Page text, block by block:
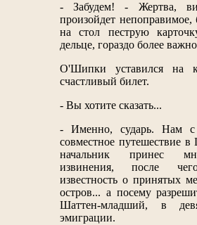
- Забудем! - Жертва,
произойдет
на стол пеструю
дельце, гораздо более
О'Шипки уставился на
счастливый билет.
- Вы хотите сказать...
- Именно, сударь. Нам с
совместное путешествие
начальник принес
извинения, после
известность о принятых
остров... а посему
Шаттен-младший, в
эмиграции.